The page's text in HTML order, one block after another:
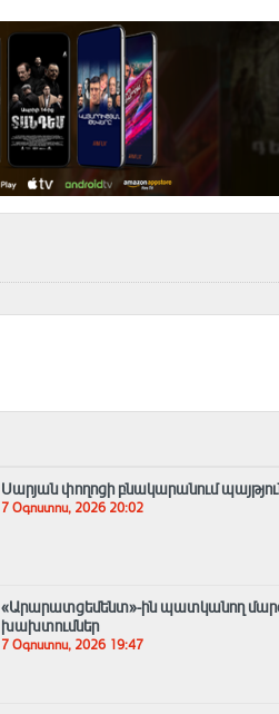
Սարյան փողոցի բնակարանում
7 Օգոստոս, 2026 20:02
«Արարատցեմենտ»-ին պատկանող
խախտումներ
7 Օգոստոս, 2026 19:47